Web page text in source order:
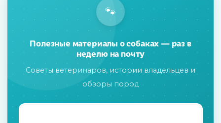
🐾
Полезные материалы о собаках — раз в
неделю на почту
Советы ветеринаров, истории владельцев и
обзоры пород